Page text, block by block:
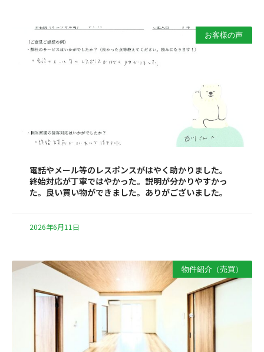
お客様の声
電話やメール等のレスポンスがはやく助かりました。
終始対応が丁寧ではやかった。説明が分かりやすかっ
た。良い買い物ができました。ありがございました。
2026年6月11日
物件紹介（売買）